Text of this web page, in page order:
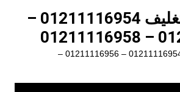
مكن تعبئة وتغليف 01211116954 –
ماكينات تعبئة وتغليف 01211116954 – 01211116956 –